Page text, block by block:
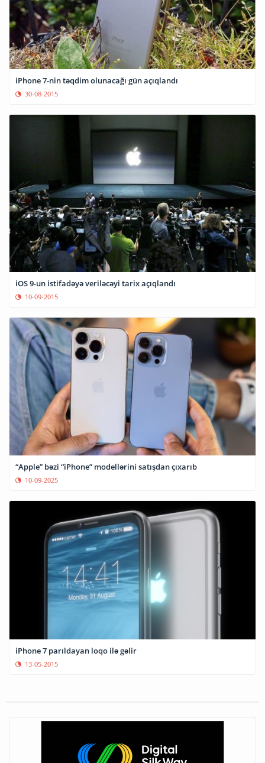
iPhone 7-nin təqdim olunacağı gün açıqlandı
30-08-2015
iOS 9-un istifadəyə veriləcəyi tarix açıqlandı
10-09-2015
“Apple” bəzi “iPhone” modellərini satışdan çıxarıb
10-09-2025
iPhone 7 parıldayan loqo ilə gəlir
13-05-2015